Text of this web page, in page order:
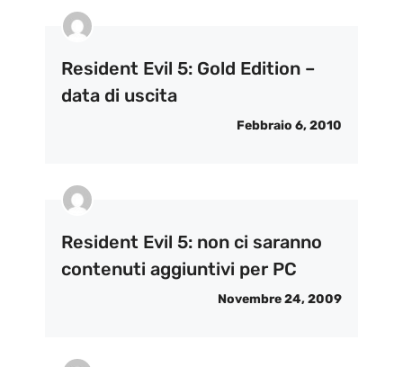
Resident Evil 5: Gold Edition –
data di uscita
Febbraio 6, 2010
Resident Evil 5: non ci saranno
contenuti aggiuntivi per PC
Novembre 24, 2009